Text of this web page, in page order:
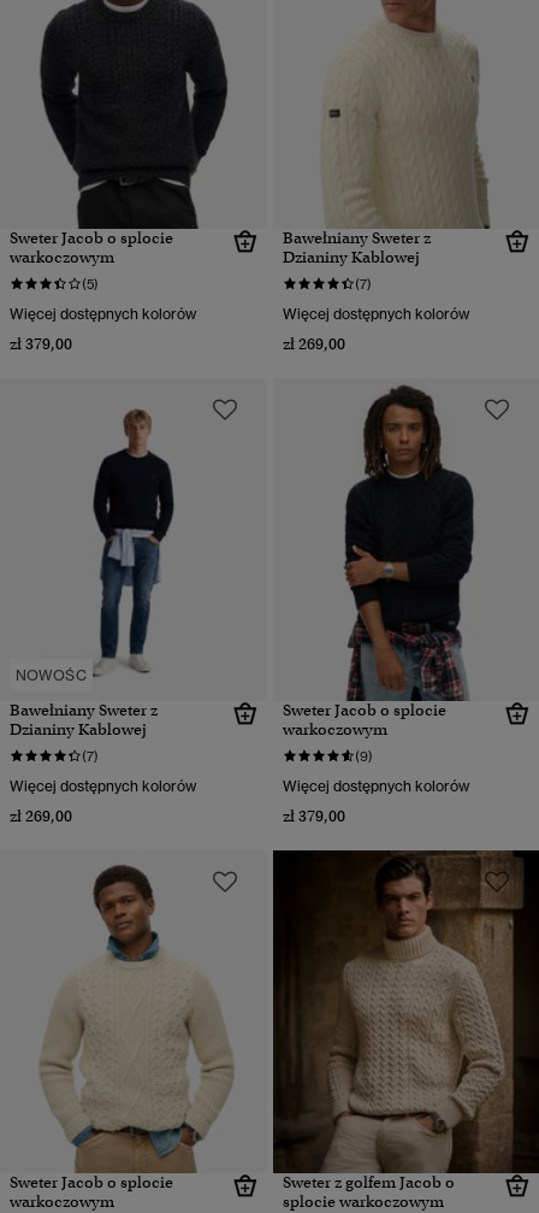
Sweter Jacob o splocie
warkoczowym
(5)
Więcej dostępnych kolorów
zł 379,00
Bawełniany Sweter z
Dzianiny Kablowej
(7)
Więcej dostępnych kolorów
zł 269,00
NOWOŚC
Bawełniany Sweter z
Dzianiny Kablowej
(7)
Więcej dostępnych kolorów
zł 269,00
Sweter Jacob o splocie
warkoczowym
(9)
Więcej dostępnych kolorów
zł 379,00
Sweter Jacob o splocie
warkoczowym
Sweter z golfem Jacob o
splocie warkoczowym